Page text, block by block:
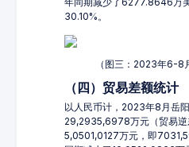
30.10%。
（图三：2023年6-8
（四）贸易差额统计
以人民币计，2023年8月岳
29,2935,6978万元（贸易逆
5,0501,0127万元，即